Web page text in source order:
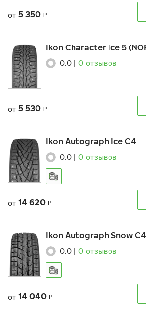
от 5 350 ₽
Ikon Character Ice 5
0.0 0 отзывов
от 5 530 ₽
Ikon Autograph Ice C4
0.0 0 отзывов
от 14 620 ₽
Ikon Autograph Snow C4
0.0 0 отзывов
от 14 040 ₽